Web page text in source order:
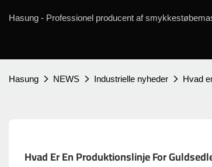
Hasung - Professionel producent af
Hasung NEWS Industrielle nyheder Hvad
Hvad Er En Produktionslinje For